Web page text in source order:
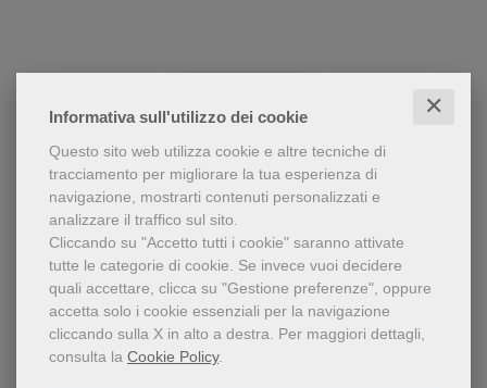
Informativa sull'utilizzo dei cookie ✕
Questo sito web utilizza cookie e altre tecniche di
tracciamento per migliorare la tua esperienza di
navigazione, mostrarti contenuti personalizzati e
analizzare il traffico sul sito.
Cliccando su "Accetto tutti i cookie" saranno attivate
tutte le categorie di cookie. Se invece vuoi decidere
quali accettare, clicca su "Gestione preferenze", oppure
accetta solo i cookie essenziali per la navigazione
cliccando sulla X in alto a destra. Per maggiori dettagli,
consulta la Cookie Policy.
- 5%
Proposta del santo rosario.
In conclusione sono proposti
diversi schemi di litanie:
Clemente Fillarini
Ave, Maria